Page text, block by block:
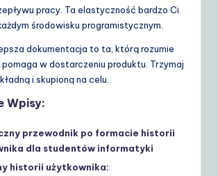
pracy. Ta elastyczność bardzo Ci
środowisku programistycznym.
dokumentacja to ta, którą rozumie
pomaga w dostarczeniu produktu. Trzymaj
i skupioną na celu.
Wpisy:
przewodnik po formacie historii
dla studentów informatyki
historii użytkownika: